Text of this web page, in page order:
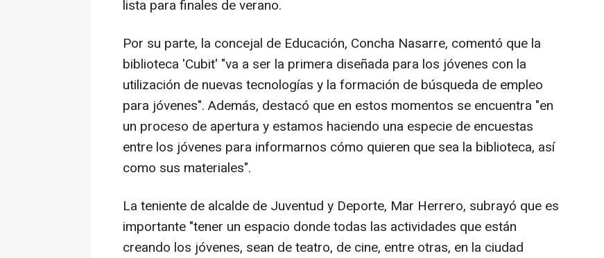
lista para finales de verano.
Por su parte, la concejal de Educación, Concha Nasarre, comentó que la
biblioteca 'Cubit' "va a ser la primera diseñada para los jóvenes con la
utilización de nuevas tecnologías y la formación de búsqueda de empleo
para jóvenes". Además, destacó que en estos momentos se encuentra "en
un proceso de apertura y estamos haciendo una especie de encuestas
entre los jóvenes para informarnos cómo quieren que sea la biblioteca, así
como sus materiales".
La teniente de alcalde de Juventud y Deporte, Mar Herrero, subrayó que es
importante "tener un espacio donde todas las actividades que están
creando los jóvenes, sean de teatro, de cine, entre otras, en la ciudad